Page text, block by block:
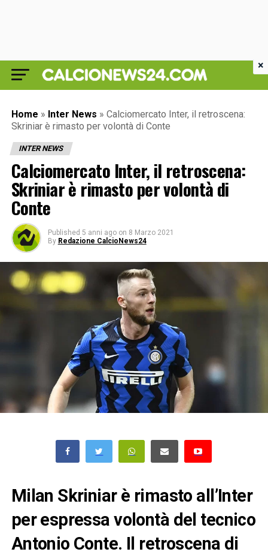
Home » Inter News » Calciomercato Inter, il retroscena:
Skriniar è rimasto per volontà di Conte
INTER NEWS
Calciomercato Inter, il retroscena:
Skriniar è rimasto per volontà di
Conte
Published 5 anni ago on 8 Marzo 2021
By Redazione CalcioNews24
Milan Skriniar è rimasto all’Inter
per espressa volontà del tecnico
Antonio Conte. Il retroscena di
×